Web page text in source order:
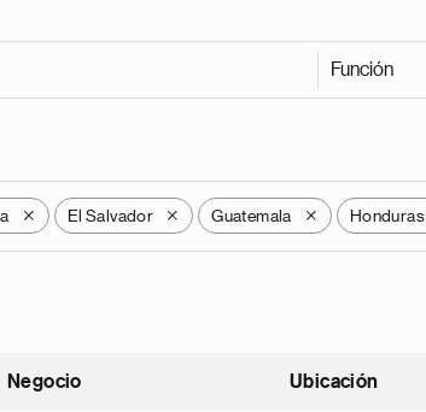
Función
X El Salvador X Guatemala X Honduras
ascendente
Negocio Ubicación